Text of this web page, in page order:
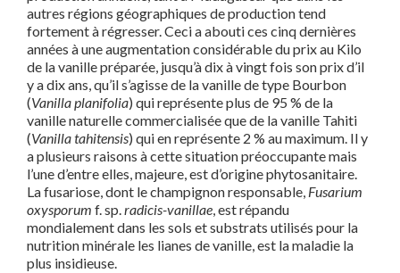
autres régions géographiques de production tend
fortement à régresser. Ceci a abouti ces cinq dernières
années à une augmentation considérable du prix au Kilo
de la vanille préparée, jusqu’à dix à vingt fois son prix d’il
y a dix ans, qu’il s’agisse de la vanille de type Bourbon
(Vanilla planifolia) qui représente plus de 95 % de la
vanille naturelle commercialisée que de la vanille Tahiti
(Vanilla tahitensis) qui en représente 2 % au maximum. Il y
a plusieurs raisons à cette situation préoccupante mais
l’une d’entre elles, majeure, est d’origine phytosanitaire.
La fusariose, dont le champignon responsable, Fusarium
oxysporum f. sp.radicis-vanillae, est répandu
mondialement dans les sols et substrats utilisés pour la
nutrition minérale les lianes de vanille, est la maladie la
plus insidieuse.